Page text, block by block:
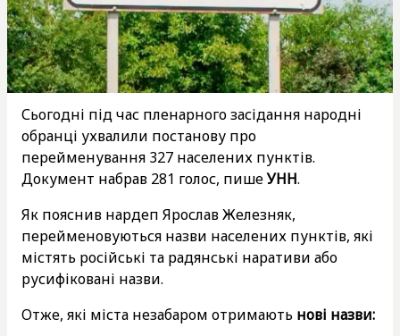
Сьогодні під час пленарного засідання народні
обранці ухвалили постанову про
перейменування 327 населених пунктів.
Документ набрав 281 голос, пишеУНН.
Як пояснив нардеп Ярослав Железняк,
перейменовуються назви населених пунктів, які
містять російські та радянські наративи або
русифіковані назви.
Отже, які міста незабаром отримають нові назви: